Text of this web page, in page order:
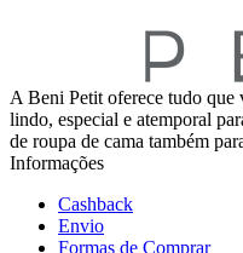
A Beni Petit oferece tudo que
lindo, especial e atemporal
de roupa de cama também
Informações
Cashback
Envio
Formas de Comprar